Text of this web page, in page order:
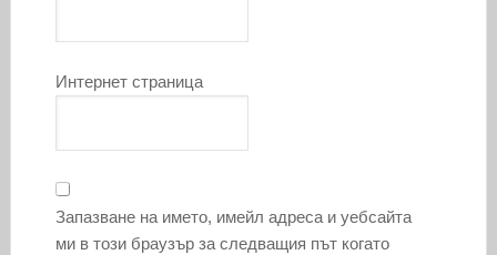
Интернет страница
Запазване на името, имейл адреса и уебсайта
ми в този браузър за следващия път когато